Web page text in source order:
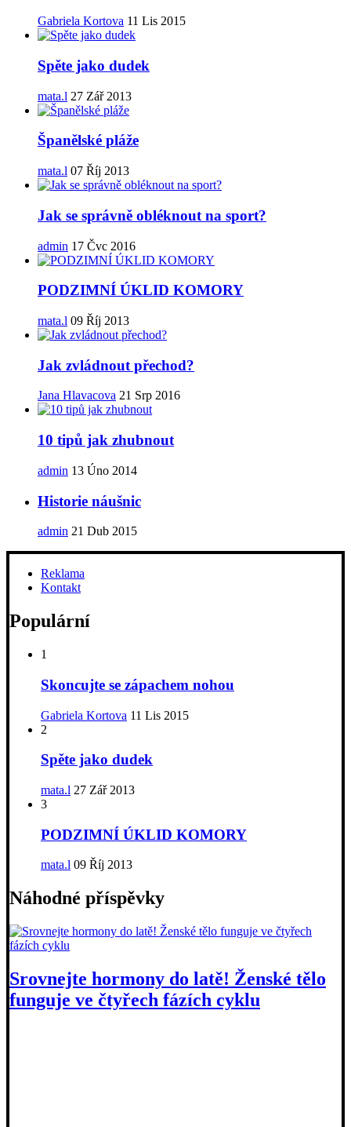
Gabriela Kortova 11 Lis 2015
Spěte jako dudek
mata.l 27 Zář 2013
Španělské pláže
mata.l 07 Říj 2013
Jak se správně obléknout na sport?
admin 17 Čvc 2016
PODZIMNÍ ÚKLID KOMORY
mata.l 09 Říj 2013
Jak zvládnout přechod?
Jana Hlavacova 21 Srp 2016
10 tipů jak zhubnout
admin 13 Úno 2014
Historie náušnic
admin 21 Dub 2015
Reklama
Kontakt
Populární
1
Skoncujte se zápachem nohou
Gabriela Kortova 11 Lis 2015
2
Spěte jako dudek
mata.l 27 Zář 2013
3
PODZIMNÍ ÚKLID KOMORY
mata.l 09 Říj 2013
Náhodné příspěvky
Srovnejte hormony do latě! Ženské tělo
funguje ve čtyřech fázích cyklu